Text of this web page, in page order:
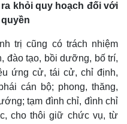
khỏi quy hoạch đối với
trị cũng có trách nhiệm
đào tạo, bồi dưỡng, bố trí,
ứng cử, tái cử, chỉ định,
cán bộ; phong, thăng,
tạm đình chỉ, đình chỉ
cho thôi giữ chức vụ, từ